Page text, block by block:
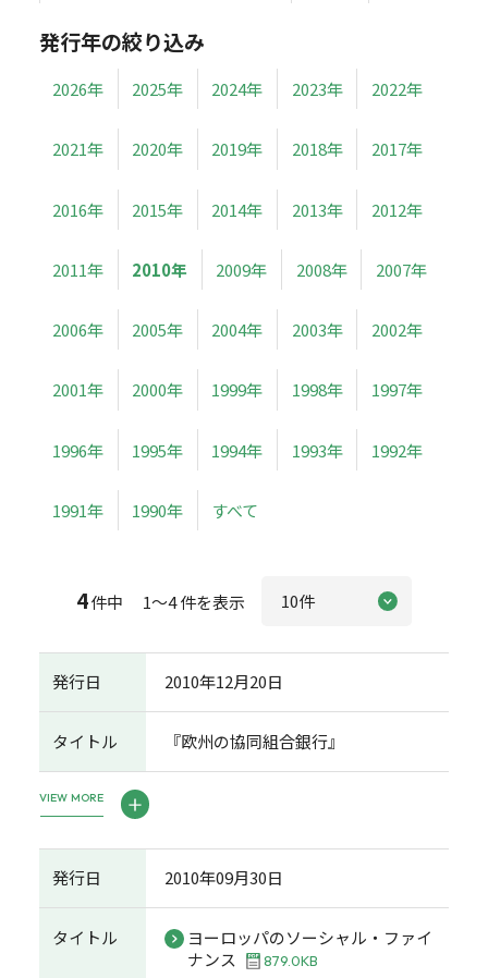
発行年の絞り込み
2026年 2025年 2024年 2023年 2022年
2021年 2020年 2019年 2018年 2017年
2016年 2015年 2014年 2013年 2012年
2011年 2010年 2009年 2008年 2007年
2006年 2005年 2004年 2003年 2002年
2001年 2000年 1999年 1998年 1997年
1996年 1995年 1994年 1993年 1992年
1991年 1990年 すべて
4件中 1～4 件を表示
発行日 2010年12月20日
タイトル 『欧州の協同組合銀行』
VIEW MORE
発行日 2010年09月30日
タイトル
ヨーロッパのソーシャル・ファイ
ナンス
879.0KB